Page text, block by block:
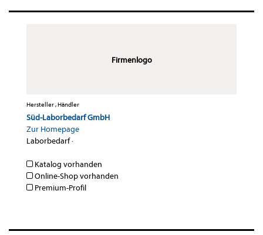
Firmenlogo
Hersteller , Händler
Süd-Laborbedarf GmbH
Zur Homepage
Laborbedarf·
Katalog vorhanden
Online-Shop vorhanden
Premium-Profil